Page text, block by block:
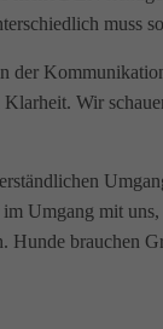
muss
der
Wir
Umgang mit uns,
Hunde brauchen